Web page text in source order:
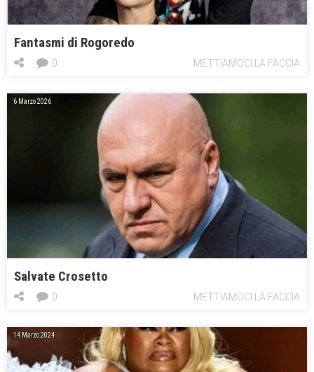
Fantasmi di Rogoredo
METTIAMOCI LA FACCIA
0
6 Marzo 2026
Salvate Crosetto
METTIAMOCI LA FACCIA
0
14 Marzo 2024